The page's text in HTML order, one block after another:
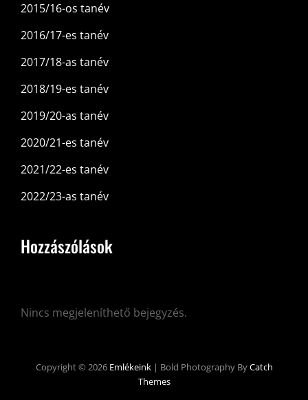
2015/16-os tanév
2016/17-es tanév
2017/18-as tanév
2018/19-es tanév
2019/20-as tanév
2020/21-es tanév
2021/22-es tanév
2022/23-as tanév
Hozzászólások
Nincs megjeleníthető bejegyzés.
Copyright © 2026 Emlékeink | Bold Photography ByCatch
Themes